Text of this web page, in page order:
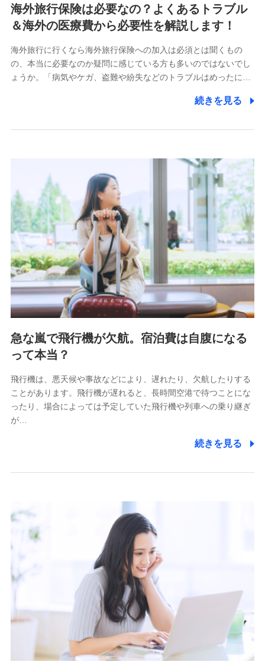
海外旅行保険は必要なの？よくあるトラブル
＆海外の医療費から必要性を解説します！
海外旅行に行くなら海外旅行保険への加入は必須とは聞くもの
の、本当に必要なのか疑問に感じている方も多いのではないでし
ょうか。「病気やケガ、盗難や紛失などのトラブルはめったに…
続きを見る
急な嵐で飛行機が欠航。宿泊費は自腹になる
って本当？
飛行機は、悪天候や事故などにより、遅れたり、欠航したりする
ことがあります。飛行機が遅れると、長時間空港で待つことにな
ったり、場合によっては予定していた飛行機や列車への乗り継ぎ
が…
続きを見る